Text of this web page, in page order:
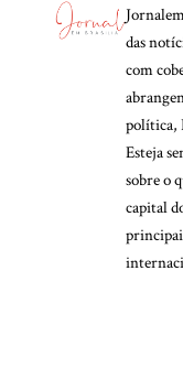
das
com
política,
Esteja
sobre o
capital